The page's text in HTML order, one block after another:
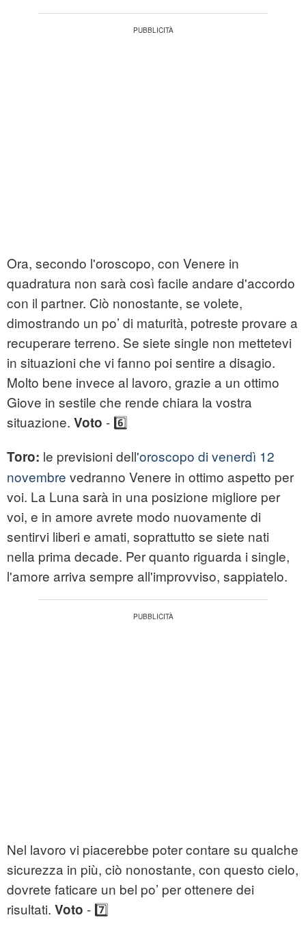
Ora, secondo l'oroscopo, con Venere in
quadratura non sarà così facile andare d'accordo
con il partner. Ciò nonostante, se volete,
dimostrando un po’ di maturità, potreste provare a
recuperare terreno. Se siete single non mettetevi
in situazioni che vi fanno poi sentire a disagio.
Molto bene invece al lavoro, grazie a un ottimo
Giove in sestile che rende chiara la vostra
situazione. Voto - 6️⃣
Toro: le previsioni dell'oroscopo di venerdì 12
novembre vedranno Venere in ottimo aspetto per
voi. La Luna sarà in una posizione migliore per
voi, e in amore avrete modo nuovamente di
sentirvi liberi e amati, soprattutto se siete nati
nella prima decade. Per quanto riguarda i single,
l'amore arriva sempre all'improvviso, sappiatelo.
Nel lavoro vi piacerebbe poter contare su qualche
sicurezza in più, ciò nonostante, con questo cielo,
dovrete faticare un bel po’ per ottenere dei
risultati. Voto - 7️⃣